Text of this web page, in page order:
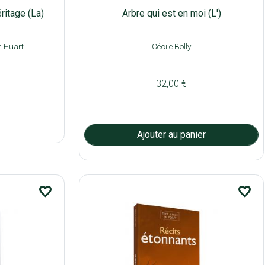
(La)
Huart
Arbre qui est en moi (L')
Cécile Bolly
32,00 €
favorite_border favorite_border